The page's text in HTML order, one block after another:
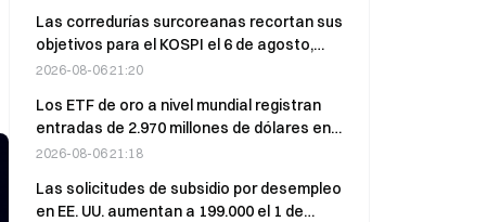
Las corredurías surcoreanas recortan sus
objetivos para el KOSPI el 6 de agosto,
mientras el índice cae un 4,58 %; los
una perspectiva alcista
2026-08-06 21:20
Los ETF de oro a nivel mundial registran
entradas de 2.970 millones de dólares en
julio, poniendo fin a dos meses de salidas
2026-08-06 21:18
Las solicitudes de subsidio por desempleo
en EE. UU. aumentan a 199.000 el 1 de